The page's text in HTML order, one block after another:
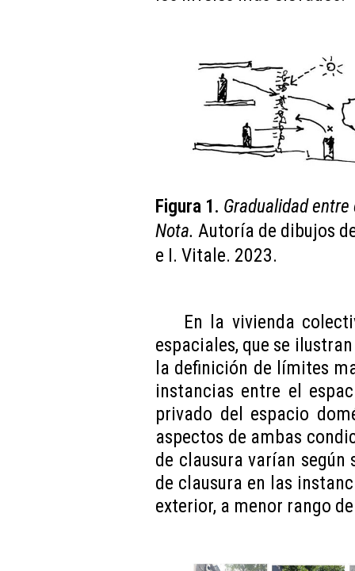
Figura 1. Gradualidad
Nota. Autoría de dibujos
e I. Vitale. 2023.
En la vivienda
espaciales, que se
la definición de límites
instancias entre el
privado del espacio
aspectos de ambas
de clausura varían según
de clausura en las
exterior, a menor rango